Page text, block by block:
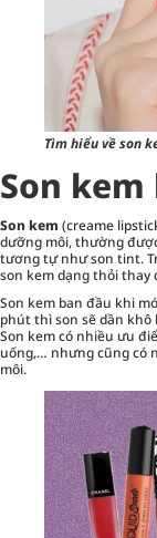
Tìm hiểu về son
Son kem
Son kem (creame
dưỡng môi, thường
tương tự nhưson tint.
son kem dạng thỏi thay
Son kem ban đầu khi
phút thì son sẽ dần khô
Son kem có nhiều ưu
uống,… nhưng cũng có
môi.